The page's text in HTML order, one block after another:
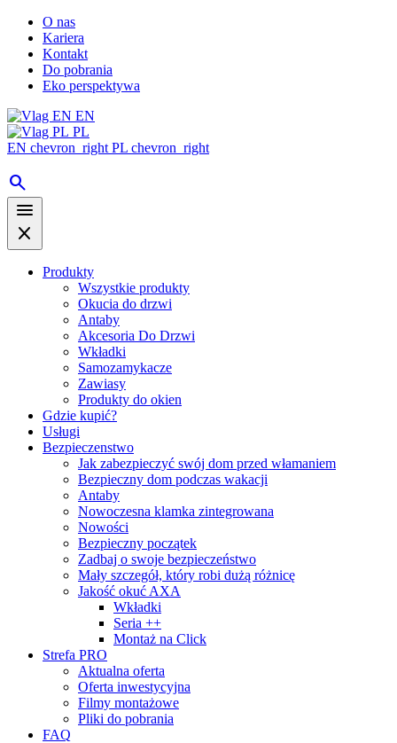
O nas
Kariera
Kontakt
Do pobrania
Eko perspektywa
EN
PL
EN chevron_right PL chevron_right
search
menu
close
Produkty
Wszystkie produkty
Okucia do drzwi
Antaby
Akcesoria Do Drzwi
Wkładki
Samozamykacze
Zawiasy
Produkty do okien
Gdzie kupić?
Usługi
Bezpieczenstwo
Jak zabezpieczyć swój dom przed włamaniem
Bezpieczny dom podczas wakacji
Antaby
Nowoczesna klamka zintegrowana
Nowości
Bezpieczny początek
Zadbaj o swoje bezpieczeństwo
Mały szczegół, który robi dużą różnicę
Jakość okuć AXA
Wkładki
Seria ++
Montaż na Click
Strefa PRO
Aktualna oferta
Oferta inwestycyjna
Filmy montażowe
Pliki do pobrania
FAQ